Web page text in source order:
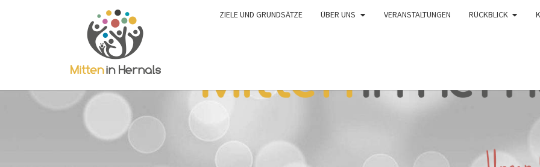
ZIELE UND GRUNDSÄTZE ÜBER UNS VERANSTALTUNGEN RÜCKBLICK